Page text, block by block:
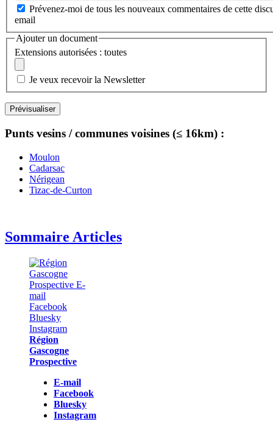
Prévenez-moi de tous les nouveaux commentaires de cette
email
Ajouter un document
Extensions autorisées : toutes
Je veux recevoir la Newsletter
Punts vesins / communes voisines (≤ 16km) :
Moulon
Cadarsac
Nérigean
Tizac-de-Curton
Sommaire Articles
Région
Gascogne
Prospective
E-mail
Facebook
Bluesky
Instagram